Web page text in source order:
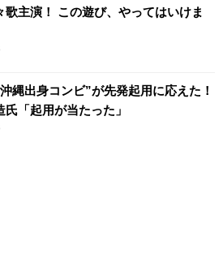
歌主演！ この遊び、やってはいけま
縄出身コンビ”が先発起用に応えた！
氏「起用が当たった」